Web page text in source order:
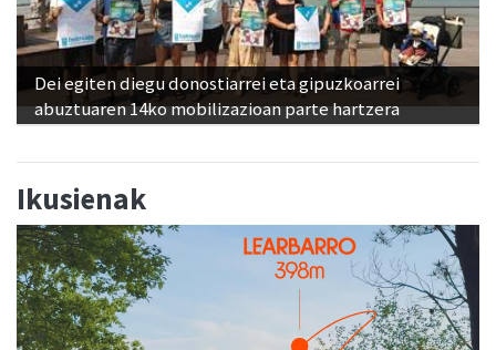
Dei egiten diegu donostiarrei eta gipuzkoarrei
abuztuaren 14ko mobilizazioan parte hartzera
Ikusienak